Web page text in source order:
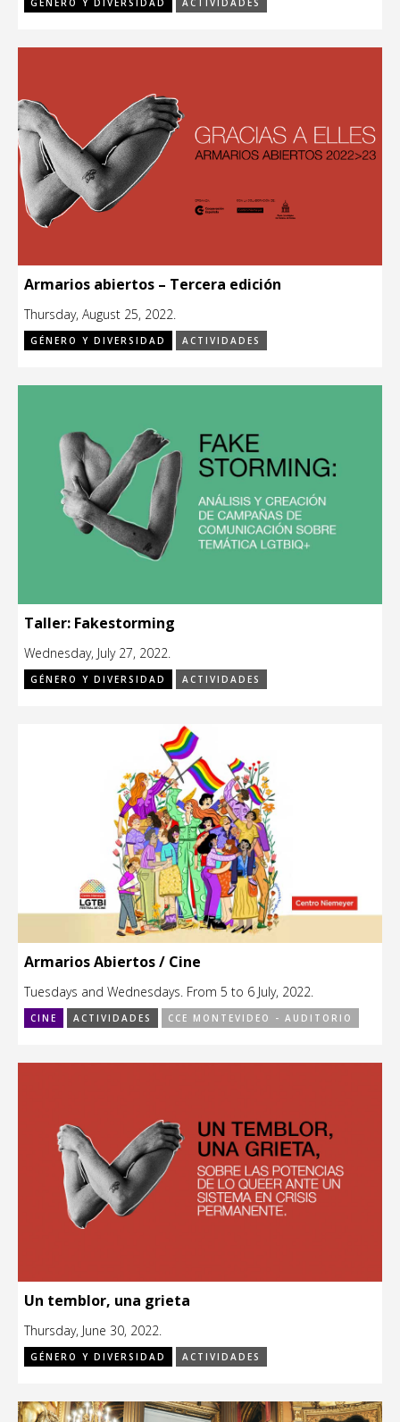
Armarios abiertos – Tercera edición
Thursday, August 25, 2022.
GÉNERO Y DIVERSIDAD ACTIVIDADES
Taller: Fakestorming
Wednesday, July 27, 2022.
GÉNERO Y DIVERSIDAD ACTIVIDADES
Armarios Abiertos / Cine
Tuesdays and Wednesdays. From 5 to 6 July, 2022.
CINE ACTIVIDADES CCE MONTEVIDEO - AUDITORIO
Un temblor, una grieta
Thursday, June 30, 2022.
GÉNERO Y DIVERSIDAD ACTIVIDADES